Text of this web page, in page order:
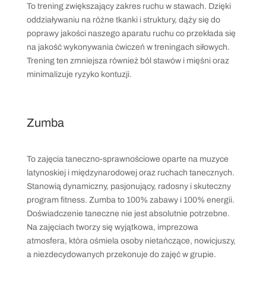
To trening zwiększający zakres ruchu w stawach. Dzięki
oddziaływaniu na różne tkanki i struktury, dąży się do
poprawy jakości naszego aparatu ruchu co przekłada się
na jakość wykonywania ćwiczeń w treningach siłowych.
Trening ten zmniejsza również ból stawów i mięśni oraz
minimalizuje ryzyko kontuzji.
Zumba
To zajęcia taneczno-sprawnościowe oparte na muzyce
latynoskiej i międzynarodowej oraz ruchach tanecznych.
Stanowią dynamiczny, pasjonujący, radosny i skuteczny
program fitness. Zumba to 100% zabawy i 100% energii.
Doświadczenie taneczne nie jest absolutnie potrzebne.
Na zajęciach tworzy się wyjątkowa, imprezowa
atmosfera, która ośmiela osoby nietańczące, nowicjuszy,
a niezdecydowanych przekonuje do zajęć w grupie.